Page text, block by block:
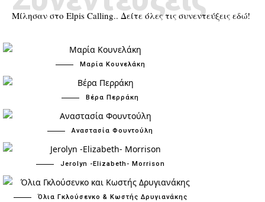
Μίλησαν στο Elpis Calling.. Δείτε όλες τις συνεντεύξεις εδώ!
Μαρία Κουνελάκη
Βέρα Περράκη
Αναστασία Φουντούλη
Jerolyn -Elizabeth- Morrison
Όλια Γκλούσενκο & Κωστής Δρυγιανάκης